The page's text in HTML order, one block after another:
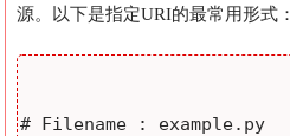
源。以下是指定URI的最常用形式：
# Filename : example.py